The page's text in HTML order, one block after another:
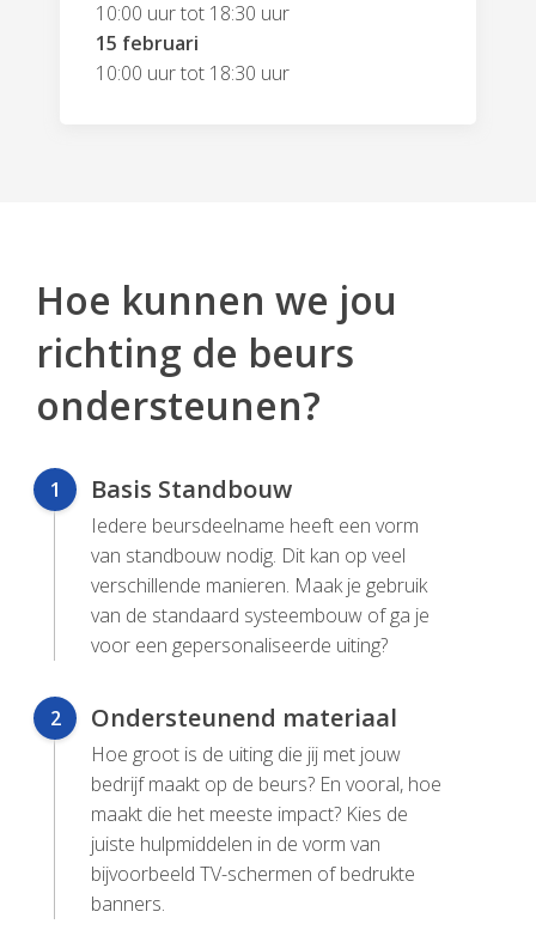
10:00 uur tot 18:30 uur
15 februari
10:00 uur tot 18:30 uur
Hoe kunnen we jou
richting de beurs
ondersteunen?
1 Basis Standbouw
Iedere beursdeelname heeft een vorm
van standbouw nodig. Dit kan op veel
verschillende manieren. Maak je gebruik
van de standaard systeembouw of ga je
voor een gepersonaliseerde uiting?
2 Ondersteunend materiaal
Hoe groot is de uiting die jij met jouw
bedrijf maakt op de beurs? En vooral, hoe
maakt die het meeste impact? Kies de
juiste hulpmiddelen in de vorm van
bijvoorbeeld TV-schermen of bedrukte
banners.